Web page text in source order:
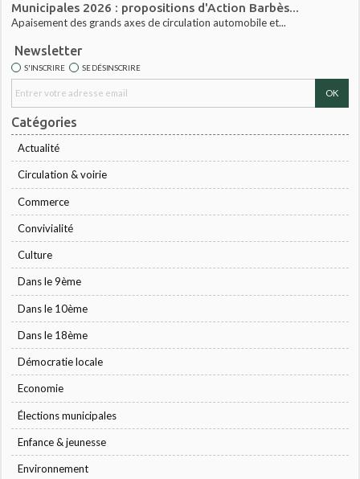
Municipales 2026 : propositions d'Action Barbès...
Apaisement des grands axes de circulation automobile et...
Newsletter
S'INSCRIRE SE DÉSINSCRIRE
Catégories
Actualité
Circulation & voirie
Commerce
Convivialité
Culture
Dans le 9ème
Dans le 10ème
Dans le 18ème
Démocratie locale
Economie
Élections municipales
Enfance & jeunesse
Environnement